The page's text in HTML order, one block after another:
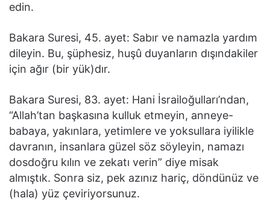
edin.
Bakara Suresi, 45. ayet: Sabır ve namazla yardım
dileyin. Bu, şüphesiz, huşû duyanların dışındakiler
için ağır (bir yük)dır.
Bakara Suresi, 83. ayet: Hani İsrailoğulları’ndan,
“Allah’tan başkasına kulluk etmeyin, anneye-
babaya, yakınlara, yetimlere ve yoksullara iyilikle
davranın, insanlara güzel söz söyleyin, namazı
dosdoğru kılın ve zekatı verin” diye misak
almıştık. Sonra siz, pek azınız hariç, döndünüz ve
(hala) yüz çeviriyorsunuz.